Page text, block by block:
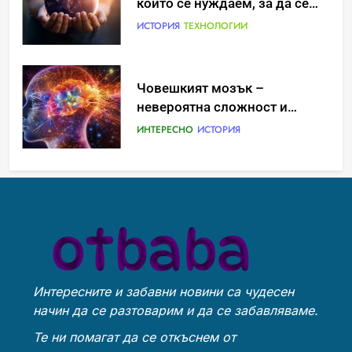
невероятна сложност и
възможност
ИНТЕРЕСНО ИСТОРИЯ
Ритуали от други култури,
свързани със смъртта
ИСТОРИЯ
ИСТОРИЯ
Забаба
Интересните и забавни новини са чудесен
начин да се разтоварим и да се забавляваме.
Те ни помагат да се откъснем от
ИСТОРИЯ
Технологични оръжия, от
които се нуждаем, за да се
борим с глобалното
ИСТОРИЯ ТЕХНОЛОГИИ
възможност
ИНТЕРЕСНО
Ритуали от други култури,
свързани със смъртта
ИСТОРИЯ